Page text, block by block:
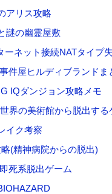
アリス攻略
謎の幽霊屋敷
ーネット接続NATタイプ
件屋ヒルディブランドま
IQダンジョン攻略メモ
世界の美術館から脱出する
イク考察
(精神病院からの脱出)
死系脱出ゲーム